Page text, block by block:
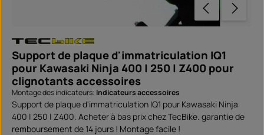
Support de plaque d'immatriculation IQ1
pour Kawasaki Ninja 400 | 250 | Z400 pour
clignotants accessoires
Montage des indicateurs: Indicateurs accessoires
Support de plaque d'immatriculation IQ1 pour Kawasaki Ninja
400 | 250 | Z400. Acheter à bas prix chez TecBike. garantie de
remboursement de 14 jours ! Montage facile !